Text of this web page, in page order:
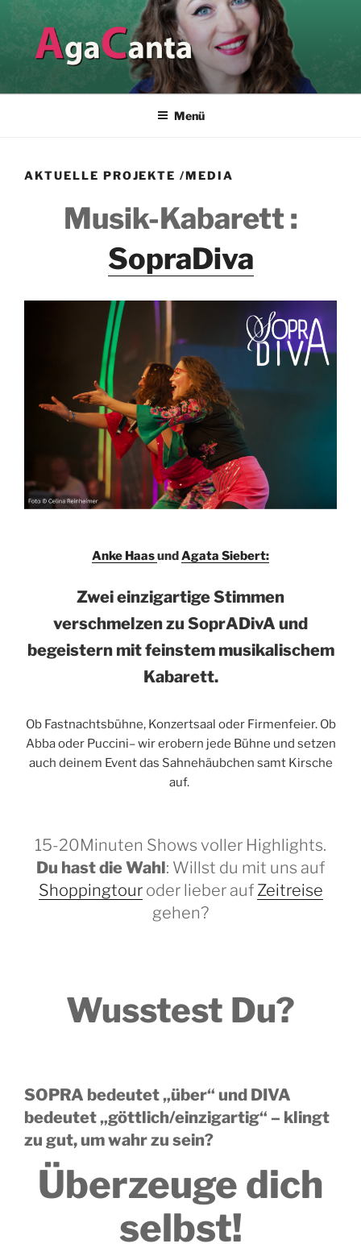
springen
AGACANTA
Vereinbarkeit von klassischer und populärer Gesangstechnik
Menü
AKTUELLE PROJEKTE /MEDIA
Musik-Kabarett :
SopraDiva
Anke HaasundAgata Siebert:
Zwei einzigartige Stimmen
verschmelzen zu SoprADivA und
begeistern mit feinstem musikalischem
Kabarett.
Ob Fastnachtsbühne, Konzertsaal oder Firmenfeier. Ob
Abba oder Puccini– wir erobern jede Bühne und setzen
auch deinem Event das Sahnehäubchen samt Kirsche
auf.
15-20Minuten Shows voller Highlights.
Du hast die Wahl: Willst du mit uns auf
Shoppingtouroder lieber auf Zeitreise
gehen?
Wusstest Du?
SOPRA bedeutet „über“ und DIVA
bedeutet „göttlich/einzigartig“ – klingt
zu gut, um wahr zu sein?
Überzeuge dich
selbst!